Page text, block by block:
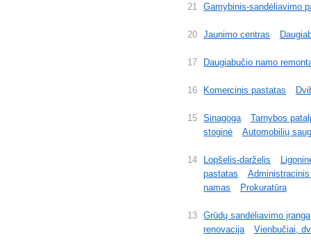
21 Gamybinis-sandėliavimo
20 Jaunimo centras
17 Daugiabučio namo
16 Komercinis pastatas
15 Sinagoga
Tarnybos
stoginė
Automobilių
14 Lopšelis-darželis
pastatas
namas
Prokuratūra
13
Grūdų sandėliavimo įranga
renovacija
Vienbučiai,